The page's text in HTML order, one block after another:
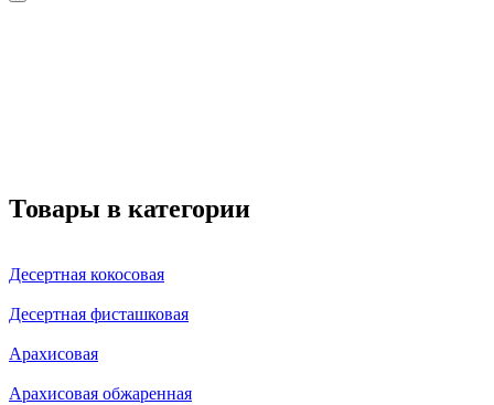
Товары в категории
Десертная кокосовая
Десертная фисташковая
Арахисовая
Арахисовая обжаренная